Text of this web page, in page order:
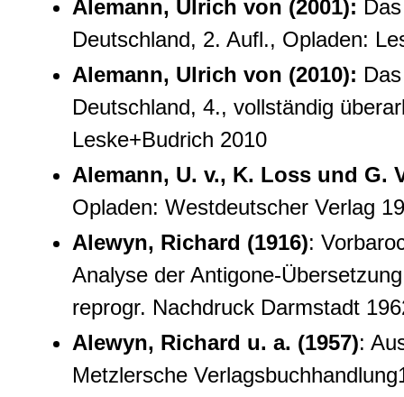
Alemann, Ulrich von (2001):
Deutschland, 2. Aufl., Opladen:
Alemann, Ulrich von (2010):
Deutschland, 4., vollständig
Leske+Budrich 2010
Alemann, U. v., K. Loss und G.
Opladen: Westdeutscher Verlag
Alewyn, Richard (1916):
Analyse der Antigone-
reprogr. Nachdruck Darmstadt
Alewyn, Richard u. a. (1957):
Metzlersche